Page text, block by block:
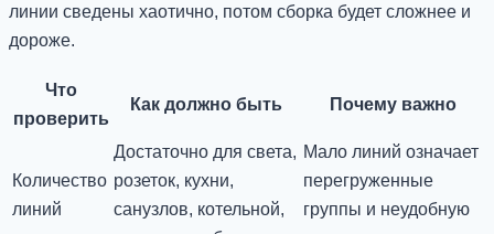
линии сведены хаотично, потом сборка будет сложнее и
дороже.
Что
проверить
Как должно быть Почему важно
Количество
линий
Достаточно для света,
розеток, кухни,
санузлов, котельной,
Мало линий означает
перегруженные
группы и неудобную